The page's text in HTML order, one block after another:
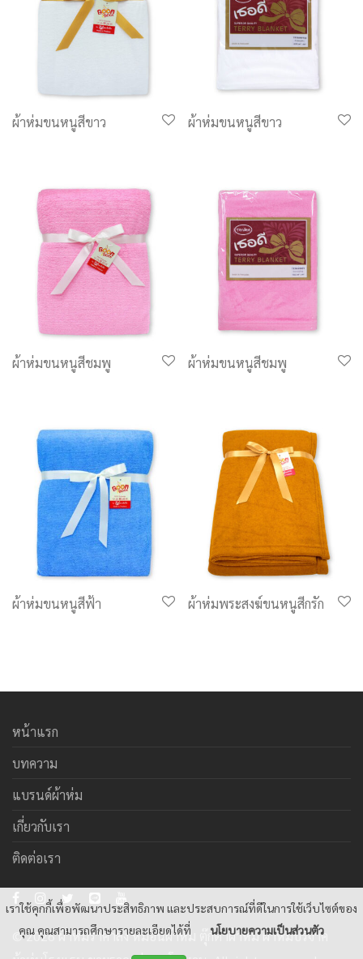
ผ้าห่มขนหนูสีขาว ผ้าห่มขนหนูสีขาว
ผ้าห่มขนหนูสีชมพู ผ้าห่มขนหนูสีชมพู
ผ้าห่มขนหนูสีฟ้า ผ้าห่มพระสงฆ์ขนหนูสีกรัก
หน้าแรก
บทความ
แบรนด์ผ้าห่ม
เกี่ยวกับเรา
ติดต่อเรา
© 2026 ผ้าห่มราคาส่ง หมอนผ้าห่ม ตุ๊กตาผ้าห่ม ผ้าห่มบริจาค
เราใช้คุกกี้เพื่อพัฒนาประสิทธิภาพ และประสบการณ์ที่ดีในการใช้เว็บไซต์ของ
คุณ คุณสามารถศึกษารายละเอียดได้ที่
นโยบายความเป็นส่วนตัว